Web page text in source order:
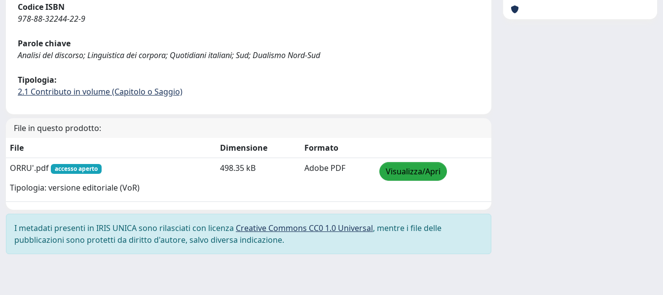
Codice ISBN
978-88-32244-22-9
Parole chiave
Analisi del discorso; Linguistica dei corpora; Quotidiani italiani; Sud; Dualismo Nord-Sud
Tipologia:
2.1 Contributo in volume (Capitolo o Saggio)
File in questo prodotto:
File
Dimensione
Formato
ORRU'.pdf
accesso aperto
Tipologia: versione editoriale (VoR)
498.35 kB Adobe PDF Visualizza/Apri
I metadati presenti in IRIS UNICA sono rilasciati con licenza Creative Commons CC0 1.0 Universal, mentre i file delle
pubblicazioni sono protetti da diritto d'autore, salvo diversa indicazione.